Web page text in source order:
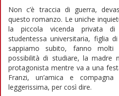
Non c’è traccia di guerra,
questo romanzo. Le uniche
la piccola vicenda privata di
studentessa universitaria, figlia
sappiamo subito, fanno molti
possibilità di studiare, la madre
protagonista mentre va a una
Franzi, un’amica e
leggerissima, per così dire.